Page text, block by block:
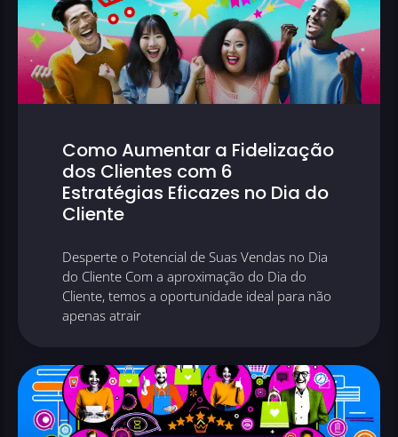
Como Aumentar a Fidelização
dos Clientes com 6
Estratégias Eficazes no Dia do
Cliente
Desperte o Potencial de Suas Vendas no Dia
do Cliente Com a aproximação do Dia do
Cliente, temos a oportunidade ideal para não
apenas atrair